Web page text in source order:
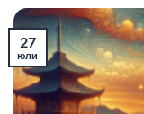
27
юли